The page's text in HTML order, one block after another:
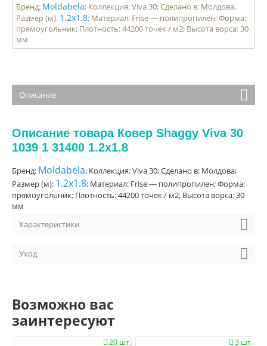
Бренд: Moldabela; Коллекция: Viva 30; Сделано в: Молдова;
Размер (м): 1.2x1.8; Материал: Frise — полипропилен; Форма:
прямоугольник; Плотность: 44200 точек / м2; Высота ворса: 30
мм
Описание
Описание товара Ковер Shaggy Viva 30
1039 1 31400 1.2x1.8
Бренд: Moldabela; Коллекция: Viva 30; Сделано в: Молдова;
Размер (м): 1.2x1.8; Материал: Frise — полипропилен; Форма:
прямоугольник; Плотность: 44200 точек / м2; Высота ворса: 30
мм
Характеристики
Уход
Возможно вас
заинтересуют
20 шт.
 3 шт.
